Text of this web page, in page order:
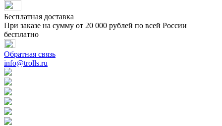
Бесплатная доставка
При заказе на сумму от 20 000 рублей по всей России
бесплатно
Обратная связь
info@trolls.ru